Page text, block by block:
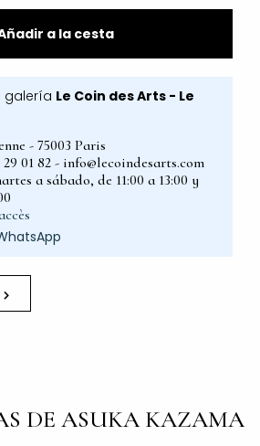
a la cesta
galería Le Coin des Arts - Le
- 75003 Paris
29 01 82 - info@lecoindesarts.com
a sábado, de 11:00 a 13:00 y
DE ASUKA KAZAMA